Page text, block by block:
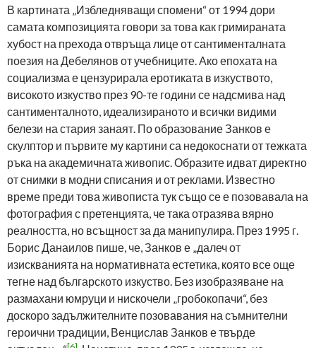
В картината „Избледняващи спомени“ от 1994 дори
самата композицията говори за това как гримираната
хубост на прехода отвръща лице от сантименталната
поезия на Дебелянов от учебниците. Ако епохата на
социализма е цензурирала еротиката в изкуството,
високото изкуство през 90-те години се надсмива над
сантименталното, идеализираното и всички видими
белези на стария занаят. По образование Занков е
скулптор и първите му картини са недокоснати от тежката
ръка на академичната живопис. Образите идват директно
от снимки в модни списания и от реклами. Известно
време преди това живописта тук също се е позовавала на
фотография с претенцията, че така отразява вярно
реалността, но всъщност за да манипулира. През 1995 г.
Борис Данаилов пише, че, Занков е „далеч от
изискванията на нормативната естетика, която все още
тегне над българското изкуство. Без изобразяване на
размахани юмруци и нискочели „гробокопачи“, без
доскоро задължителните позовавания на съмнителни
героични традиции, Венцислав Занков е твърде